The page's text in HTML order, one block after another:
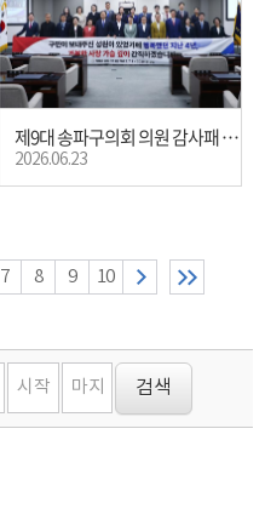
제9대 송파구의회 의원 감사패 수여식
2026.06.23
7 8 9 10